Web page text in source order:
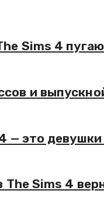
Sims 4
и
— это
Sims 4